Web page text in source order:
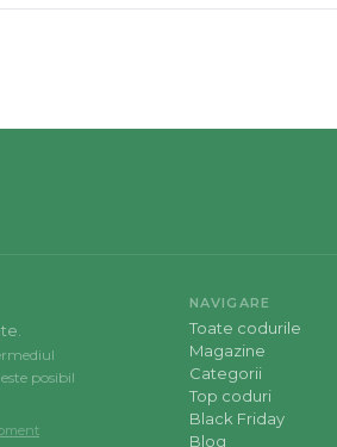
posibil
NAVIGARE
Toate codurile
Magazine
Categorii
Top coduri
Black Friday
Blog